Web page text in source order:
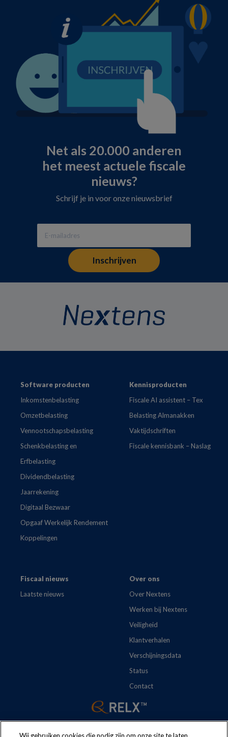
Net als 20.000 anderen
het meest actuele fiscale
nieuws?
Schrijf je in voor onze nieuwsbrief
FooterSoftware producten
Inkomstenbelasting
Omzetbelasting
Vennootschapsbelasting
Schenkbelasting en
Erfbelasting
Dividendbelasting
Jaarrekening
Digitaal Bezwaar
Opgaaf Werkelijk Rendement
Koppelingen
Kennisproducten
Fiscale AI assistent – Tex
Belasting Almanakken
Vaktijdschriften
Fiscale kennisbank – Naslag
Fiscaal nieuws
Laatste nieuws
Over ons
Over Nextens
Werken bij Nextens
Veiligheid
Klantverhalen
Verschijningsdata
Status
Contact